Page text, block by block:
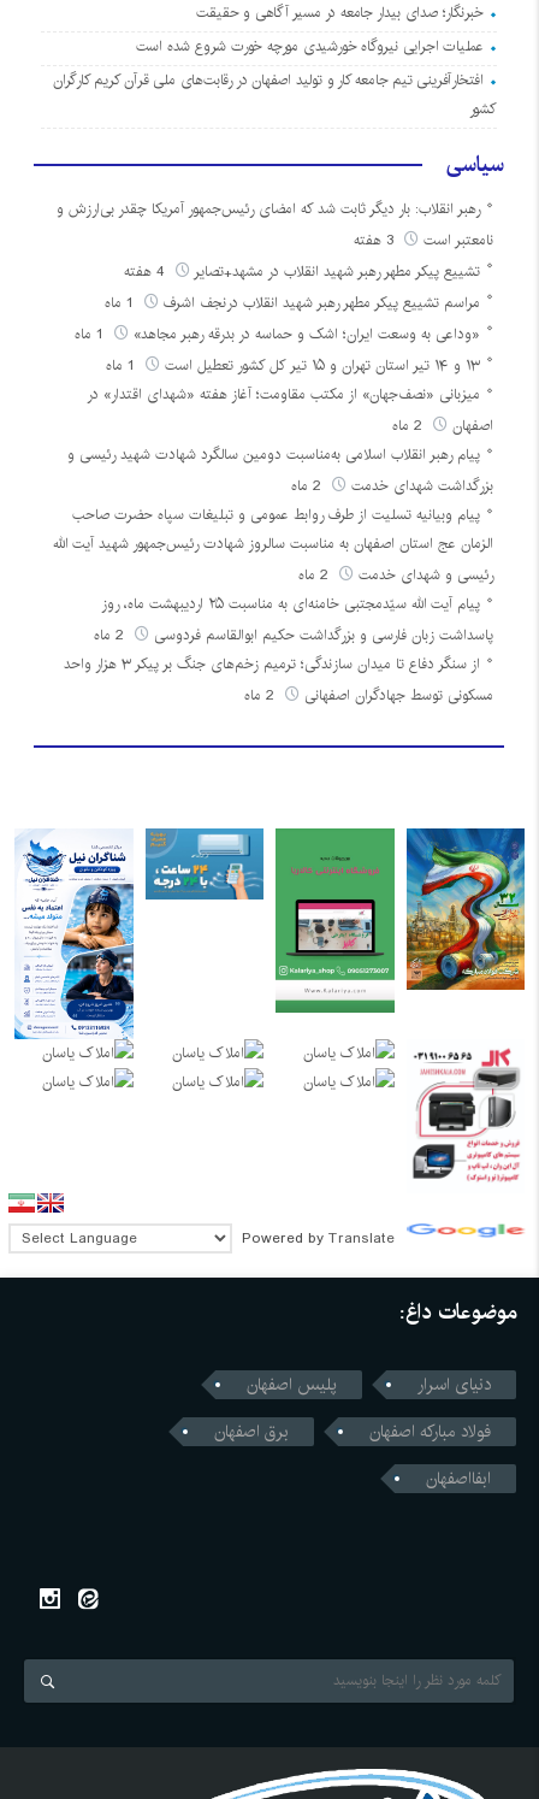
خبرنگار؛ صدای بیدار جامعه در مسیر آگاهی و حقیقت
عملیات اجرایی نیروگاه خورشیدی مورچه خورت شروع شده است
افتخارآفرینی تیم جامعه کار و تولید اصفهان در رقابت‌های ملی قرآن کریم کارگران
کشور
سیاسی
رهبر انقلاب: بار دیگر ثابت شد که امضای رئیس‌جمهور آمریکا چقدر بی‌ارزش و
نامعتبر است
3 هفته
تشییع پیکر مطهر رهبر شهید انقلاب در مشهد+تصایر
مراسم تشییع پیکر مطهر رهبر شهید انقلاب درنجف اشرف
«وداعی به وسعت ایران؛ اشک و حماسه در بدرقه رهبر مجاهد»
۱۳ و ۱۴ تیر استان تهران و ۱۵ تیر کل کشور تعطیل است
میزبانی «نصف‌جهان» از مکتب مقاومت؛ آغاز هفته «شهدای اقتدار» در
اصفهان
پیام رهبر انقلاب اسلامی به‌مناسبت دومین سالگرد شهادت شهید رئیسی و
بزرگداشت شهدای خدمت
پیام وبیانیه تسلیت از طرف روابط عمومی و تبلیغات سپاه حضرت صاحب
الزمان عج استان اصفهان به مناسبت سالروز شهادت رئیس‌جمهور شهید آیت الله
رئیسی و شهدای خدمت
پیام آیت الله سیّدمجتبی خامنه‌ای به مناسبت ۲۵ اردیبهشت ماه، روز
پاسداشت زبان فارسی و بزرگداشت حکیم ابوالقاسم فردوسی
از سنگر دفاع تا میدان سازندگی؛ ترمیم زخم‌های جنگ بر پیکر ۳ هزار واحد
مسکونی توسط جهادگران اصفهانی
Powered by Translate
موضوعات داغ:
دنیای اسرار
پلیس اصفهان
فولاد مبارکه اصفهان
برق اصفهان
ابفااصفهان